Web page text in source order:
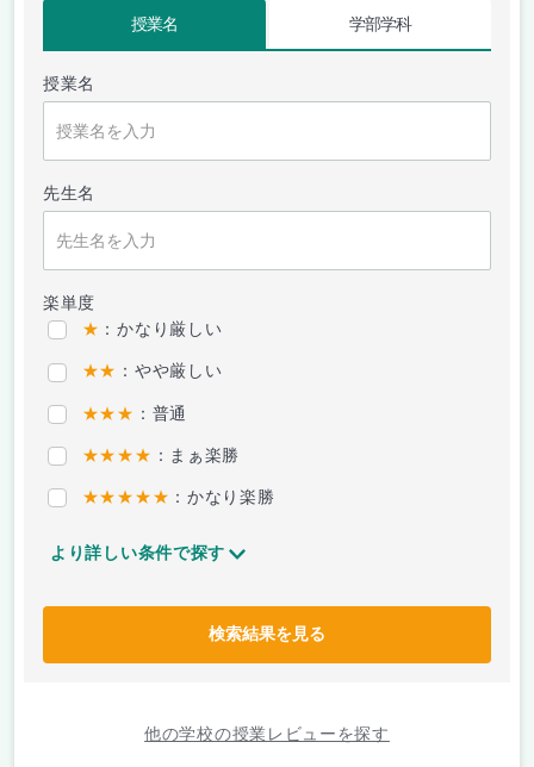
授業名 学部学科
授業名
先生名
楽単度
★ ：かなり厳しい
★★ ：やや厳しい
★★★ ：普通
★★★★ ：まぁ楽勝
★★★★★ ：かなり楽勝
より詳しい条件で探す
検索結果を見る
他の学校の授業レビューを探す